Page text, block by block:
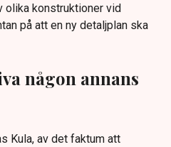
olika konstruktioner vid
på att en ny detaljplan ska
någon annans
Kula, av det faktum att